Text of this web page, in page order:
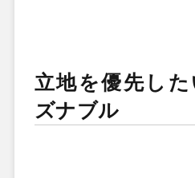
立地を優先し
ズナブル